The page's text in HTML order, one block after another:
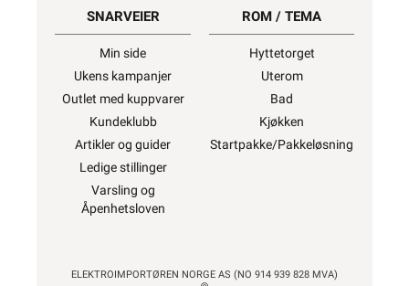
SNARVEIER
Min side
Ukens kampanjer
Outlet med kuppvarer
Kundeklubb
Artikler og guider
Ledige stillinger
Varsling og
Åpenhetsloven
ROM / TEMA
Hyttetorget
Uterom
Bad
Kjøkken
Startpakke/Pakkeløsning
ELEKTROIMPORTØREN NORGE AS (NO 914 939 828 MVA)